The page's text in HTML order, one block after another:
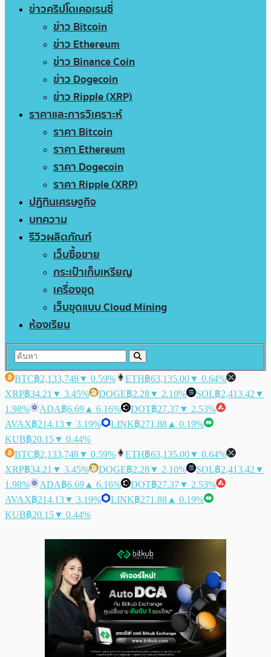
ข่าวคริปโตเคอเรนซี่
ข่าว Bitcoin
ข่าว Ethereum
ข่าว Binance Coin
ข่าว Dogecoin
ข่าว Ripple (XRP)
ราคาและการวิเคราะห์
ราคา Bitcoin
ราคา Ethereum
ราคา Dogecoin
ราคา Ripple (XRP)
ปฏิทินเศรษฐกิจ
บทความ
รีวิวผลิตภัณฑ์
เว็บซื้อขาย
กระเป๋าเก็บเหรียญ
เครื่องขุด
เว็บขุดแบบ Cloud Mining
ห้องเรียน
BTC฿2,133,748▼ 0.59% ETH฿63,135.00▼ 0.64%
XRP฿34.21 ▼ 3.45% DOGE฿2.28▼ 2.10% SOL฿2,413.42 ▼
1.98%
ADA฿6.69 ▲ 6.16% DOT฿27.37▼ 2.53%
AVAX฿214.13▼ 3.19% LINK฿271.88 ▲ 0.19%
KUB฿20.15▼ 0.44%
BTC฿2,133,748▼ 0.59% ETH฿63,135.00▼ 0.64%
XRP฿34.21 ▼ 3.45% DOGE฿2.28▼ 2.10% SOL฿2,413.42 ▼
1.98%
ADA฿6.69 ▲ 6.16% DOT฿27.37▼ 2.53%
AVAX฿214.13▼ 3.19% LINK฿271.88 ▲ 0.19%
KUB฿20.15▼ 0.44%